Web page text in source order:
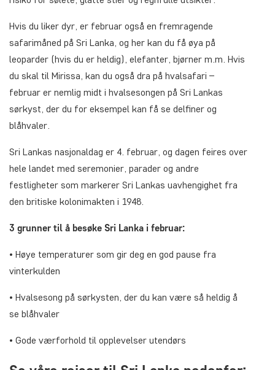
Hvis du liker dyr, er februar også en fremragende
safarimåned på Sri Lanka, og her kan du få øya på
leoparder (hvis du er heldig), elefanter, bjørner m.m. Hvis
du skal til Mirissa, kan du også dra på hvalsafari –
februar er nemlig midt i hvalsesongen på Sri Lankas
sørkyst, der du for eksempel kan få se delfiner og
blåhvaler.
Sri Lankas nasjonaldag er 4. februar, og dagen feires over
hele landet med seremonier, parader og andre
festligheter som markerer Sri Lankas uavhengighet fra
den britiske kolonimakten i 1948.
3 grunner til å besøke Sri Lanka i februar:
• Høye temperaturer som gir deg en god pause fra
vinterkulden
• Hvalsesong på sørkysten, der du kan være så heldig å
se blåhvaler
• Gode værforhold til opplevelser utendørs